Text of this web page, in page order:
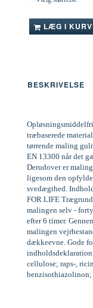
LÆG I KURV
BESKRIVELSE
træbaserede
tørrende maling
EN 13300 når det
Derudover er
ligesom den
svedægthed.
FOR LIFE
malingen selv -
efter 6 timer.
malingen
dækkeevne. Gode
cellulose; raps-,